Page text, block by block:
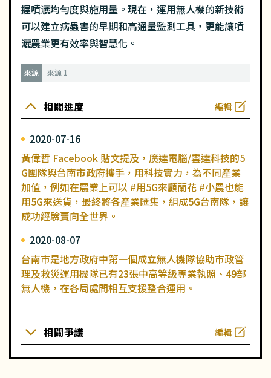
握噴灑均勻度與施用量。現在，運用無人機的新技術
可以建立病蟲害的早期和高通量監測工具，更能讓噴
灑農業更有效率與智慧化。
來源 來源 1
相關進度 編輯
2020-07-16
黃偉哲 Facebook 貼文提及，廣達電腦/雲達科技的5
G團隊與台南市政府攜手，用科技實力，為不同產業
加值，例如在農業上可以 #用5G來顧蘭花 #小農也能
用5G來送貨，最終將各產業匯集，組成5G台南隊，讓
成功經驗賣向全世界。
2020-08-07
台南市是地方政府中第一個成立無人機隊協助市政管
理及救災運用機隊已有23張中高等級專業執照、49部
無人機，在各局處間相互支援整合運用。
相關爭議 編輯